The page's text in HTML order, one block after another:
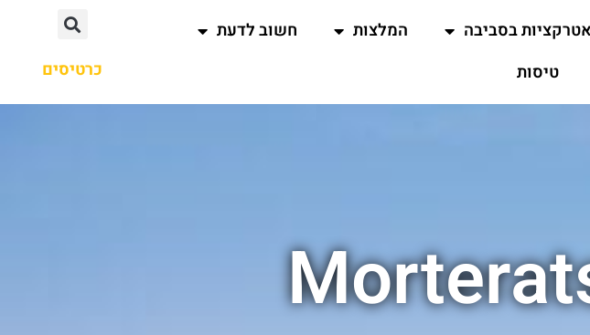
אטרקציות בסביבה המלצות
חשוב לדעת
טיסות כרטיסים